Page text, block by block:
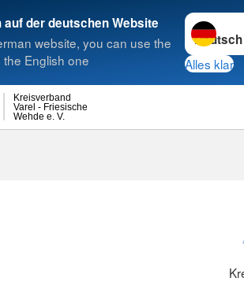
der deutschen Website
website, you can use the
English one
Sprache
Alles klar
Wehde e. V.
Varel - Friesische
Kreisverband
Suche